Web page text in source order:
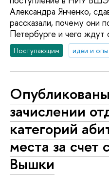
Александра Янченко,
рассказали, почему они
Петербурге и чего ждут
Поступающим идеи и
зачислении
категорий
места за счет
Вышки